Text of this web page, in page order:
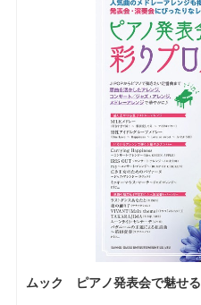
ムック ピアノ発表会で魅せ